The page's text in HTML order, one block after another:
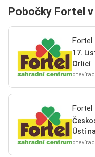
Pobočky Fortel
Fortel
17.
Orlicí
Fortel
Ústí